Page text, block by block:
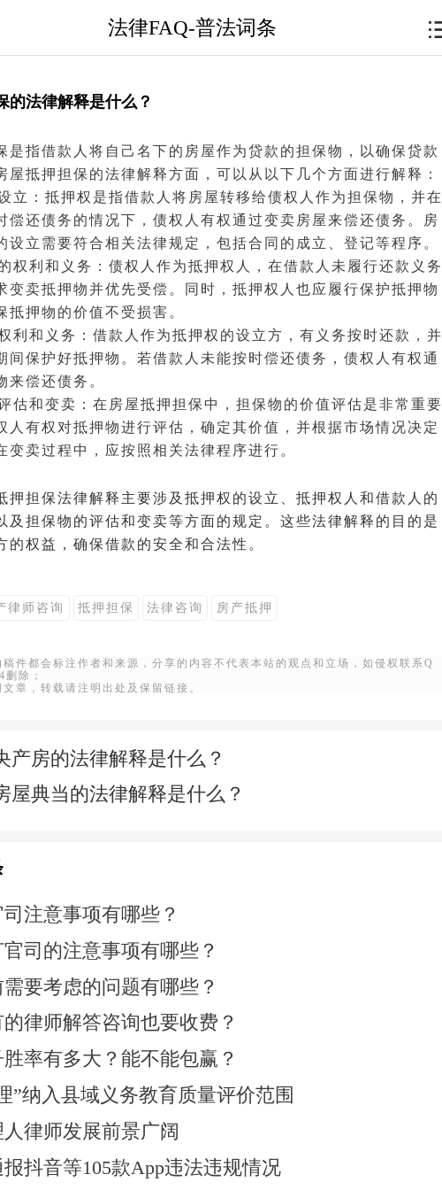
法律FAQ-普法词条
的法律解释是什么？
是指借款人将自己名下的房屋作为贷款的担保物，以确保贷款
屋抵押担保的法律解释方面，可以从以下几个方面进行解释：
立：抵押权是指借款人将房屋转移给债权人作为担保物，并在
偿还债务 的情况下，债权 人有权通过变卖房屋来偿还债务。房
设立需要符合相关法律规定，包括合同 的成立、登记等程序。
权利和义务：债权人作为抵押权人，在借款人未履行还款义务
变卖抵押物并优先受偿。同时，抵押权人也应履行保护抵押物
抵押物的价值不受损害。
利和义务：借款人作为抵押权的设立方，有义务按时还款，并
间保护好抵押物。若借款人未能按时偿还债务，债权人有权通
来偿还债务。
估和变卖：在房屋抵押担保中，担保物的价值评估是非常重要
人有权对抵押物进行评估，确定其价值，并根据市场情况决定
变卖过程中，应按照相关法律程序进行。
押担保法律解释主要涉及抵押权的设立、抵押权人和借款人的
及担保物的评估和变卖等方面的规定。这些法律解释的目的是
的权益，确保借款的安全和合法性。
律师咨询 抵押担保 法律咨询 房产抵押
件都会标注作者和来源，分享的内容不代表本站的观点和立场，如侵权联系Q
除；
章，转载请注明出处及保留链接。
产房的法律解释是什么？
屋典当的法律解释是什么？
注意事项有哪些？
司的注意事项有哪些？
要考虑的问题有哪些？
律师解答咨询也要收费？
率有多大？能不能包赢？
”纳入县域义务教育质量评价范围
律师发展前景广阔
报抖音等105款App违法违规情况